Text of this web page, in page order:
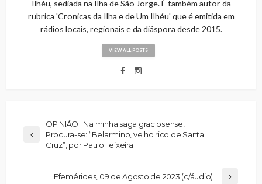
Ilhéu, sediada na Ilha de São Jorge. É também autor da
rubrica 'Cronicas da Ilha e de Um Ilhéu' que é emitida em
rádios locais, regionais e da diáspora desde 2015.
VIEW ALL POSTS
OPINIÃO | Na minha saga graciosense,
Procura-se: “Belarmino, velho rico de Santa
Cruz”, por Paulo Teixeira
Efemérides, 09 de Agosto de 2023 (c/áudio)